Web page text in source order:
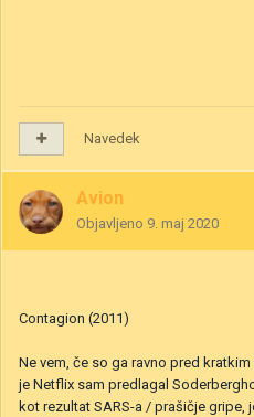
Navedek
Avion
Objavljeno 9. maj 2020
Contagion (2011)
Ne vem, če so ga ravno pred
je Netflix sam predlagal
kot rezultat SARS-a / prašičje gripe,